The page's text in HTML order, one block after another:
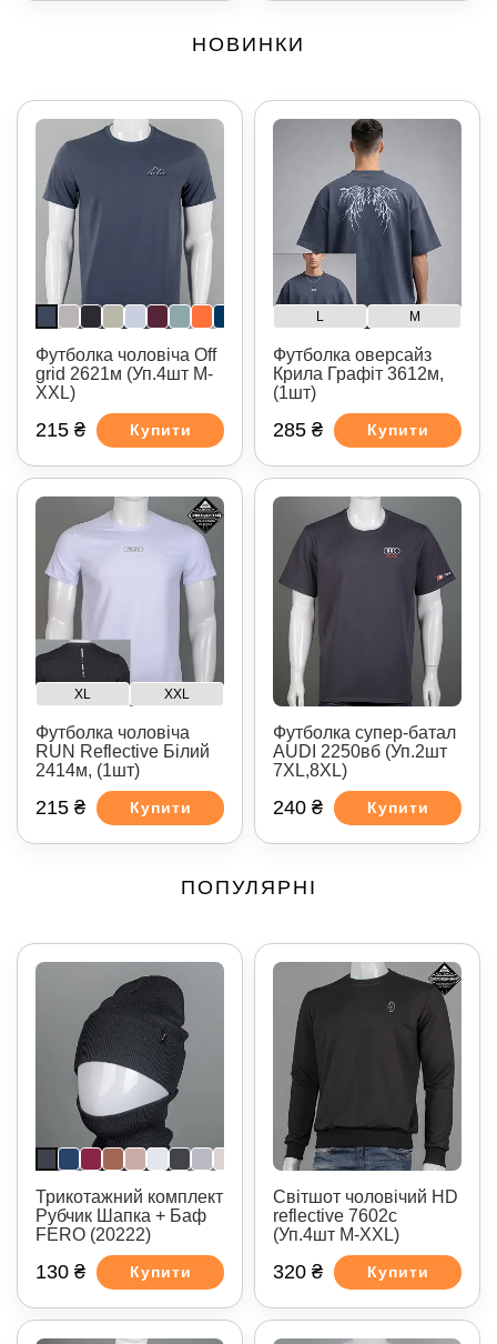
НОВИНКИ
Футболка чоловіча Off
grid 2621м (Уп.4шт M-
XXL)
215 ₴ Купити
L M
Футболка оверсайз
Крила Графіт 3612м,
(1шт)
285 ₴ Купити
XL XXL
Футболка чоловіча
RUN Reflective Білий
2414м, (1шт)
215 ₴ Купити
Футболка супер-батал
AUDI 2250вб (Уп.2шт
7XL,8XL)
240 ₴ Купити
ПОПУЛЯРНІ
Трикотажний комплект
Рубчик Шапка + Баф
FERO (20222)
130 ₴ Купити
Світшот чоловічий HD
reflective 7602с
(Уп.4шт M-XXL)
320 ₴ Купити